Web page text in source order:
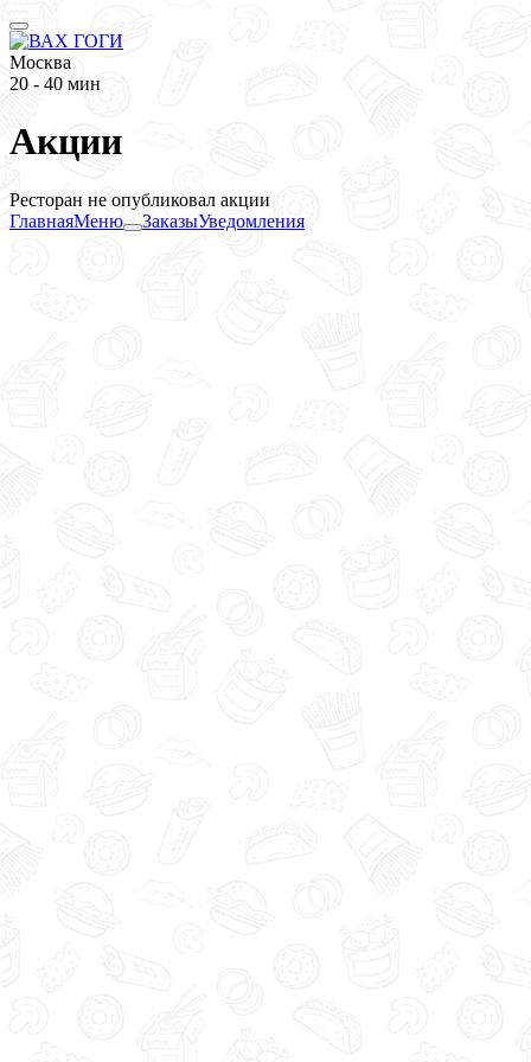
Москва
20 - 40 мин
Акции
Ресторан не опубликовал акции
ГлавнаяМеню ЗаказыУведомления